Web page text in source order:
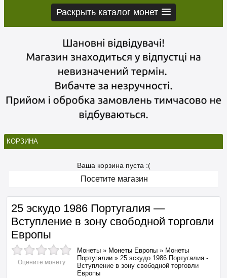
Раскрыть каталог монет
КОРЗИНА
Ваша корзина пуста :(
Посетите магазин
25 эскудо 1986 Португалия —
Вступление в зону свободной торговли
Европы
Оцените монету
Монеты » Монеты Европы » Монеты
Португалии » 25 эскудо 1986 Португалия -
Вступление в зону свободной торговли
Европы